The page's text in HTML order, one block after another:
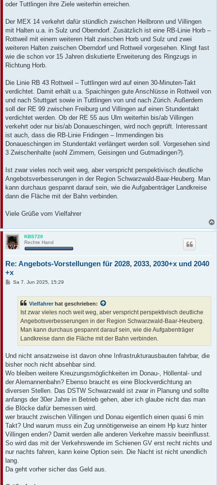
oder Tuttlingen ihre Ziele weiterhin erreichen.
Der MEX 14 verkehrt dafür stündlich zwischen Heilbronn und Villingen
mit Halten u.a. in Sulz und Oberndorf. Zusätzlich ist eine RB-Linie Horb –
Rottweil mit einem weiteren Halt zwischen Horb und Sulz und zwei
weiteren Halten zwischen Oberndorf und Rottweil vorgesehen. Klingt fast
wie die schon vor 15 Jahren diskutierte Erweiterung des Ringzugs in
Richtung Horb.
Die Linie RB 43 Rottweil – Tuttlingen wird auf einen 30-Minuten-Takt
verdichtet. Damit erhält u.a. Spaichingen gute Anschlüsse in Rottweil von
und nach Stuttgart sowie in Tuttlingen von und nach Zürich. Außerdem
soll der RE 99 zwischen Freiburg und Villingen auf einen Stundentakt
verdichtet werden. Ob der RE 55 aus Ulm weiterhin bis/ab Villingen
verkehrt oder nur bis/ab Donaueschingen, wird noch geprüft. Interessant
ist auch, dass die RB-Linie Fridingen – Immendingen bis
Donaueschingen im Stundentakt verlängert werden soll. Vorgesehen sind
3 Zwischenhalte (wohl Zimmern, Geisingen und Gutmadingen?).
Ist zwar vieles noch weit weg, aber verspricht perspektivisch deutliche
Angebotsverbesserungen in der Region Schwarzwald-Baar-Heuberg. Man
kann durchaus gespannt darauf sein, wie die Aufgabenträger Landkreise
dann die Fläche mit der Bahn verbinden.
Viele Grüße vom Vielfahrer
KBS720
Rechte Hand
Re: Angebots-Vorstellungen für 2028, 2033, 2030+x und 2040
+x
BSa 7. Jun 2025, 15:29
Vielfahrerhat geschrieben:
Ist zwar vieles noch weit weg, aber verspricht perspektivisch deutliche
Angebotsverbesserungen in der Region Schwarzwald-Baar-Heuberg.
Man kann durchaus gespannt darauf sein, wie die Aufgabenträger
Landkreise dann die Fläche mit der Bahn verbinden.
Und nicht ansatzweise ist davon ohne Infrastrukturausbauten fahrbar, die
bisher noch nicht absehbar sind.
Wo bleiben weitere Kreuzungsmöglichkeiten im Donau-, Höllental- und
der Alemannenbahn? Ebenso braucht es eine Blockverdichtung an
diversen Stellen. Das DSTW Schwarzwald ist zwar in Planung und sollte
anfangs der 30er Jahre in Betrieb gehen, aber ich glaube nicht das man
die Blöcke dafür bemessen wird.
wer braucht zwischen Villingen und Donau eigentlich einen quasi 6 min
Takt? Und warum muss ein Zug unnötigerweise an einem Hp kurz hinter
Villingen enden? Damit werden alle anderen Verkehre massiv beeinflusst.
So wird das mit der Verkehrswende im Schienen GV erst recht nichts und
nur nachts fahren, kann keine Option sein. Die Nacht ist nicht unendlich
lang.
Da geht vorher sicher das Geld aus.